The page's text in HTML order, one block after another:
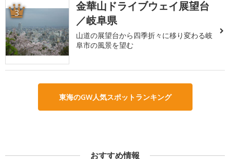
3
金華山ドライブウェイ展望台
／岐阜県
山道の展望台から四季折々に移り変わる岐
阜市の風景を望む
東海のGW人気スポットランキング
おすすめ情報